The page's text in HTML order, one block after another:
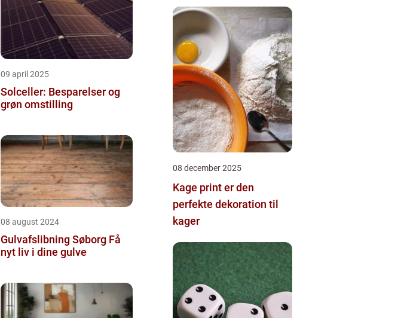
09 april 2025
Solceller: Besparelser og
grøn omstilling
08 august 2024
Gulvafslibning Søborg Få
nyt liv i dine gulve
08 december 2025
Kage print er den
perfekte dekoration til
kager